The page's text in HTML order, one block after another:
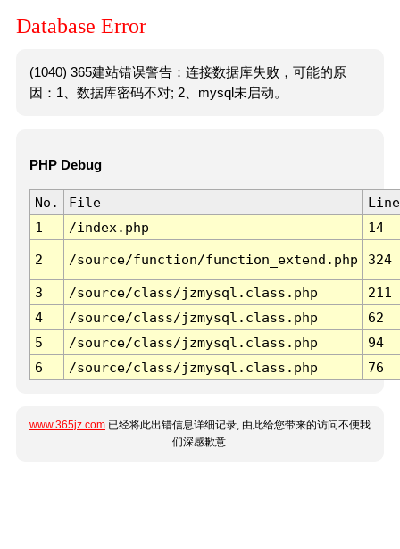
Database Error
(1040) 365建站错误警告：连接数据库失败，可能的原
因：1、数据库密码不对; 2、mysql未启动。
PHP Debug
No. File
Line
1
/index.php 14
2 /source/function/function_extend.php 324
3 /source/class/jzmysql.class.php
211
4
/source/class/jzmysql.class.php
62
5
/source/class/jzmysql.class.php
94
6
/source/class/jzmysql.class.php 76
www.365jz.com 已经将此出错信息详细记录, 由此给您带来的访问不便我
们深感歉意.